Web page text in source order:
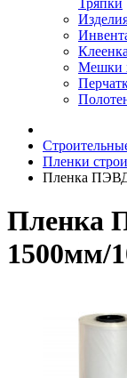
Тряпки
Мешки
Пленки
Пленка ПЭВД
Пленка
1500мм/